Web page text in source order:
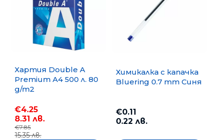
Хартия Double A
Premium A4 500 л. 80
g/m2
€4.25
8.31 лв.
€7.85
15.35 лв.
Химикалка с капачка
Bluering 0.7 mm Синя
€0.11
0.22 лв.